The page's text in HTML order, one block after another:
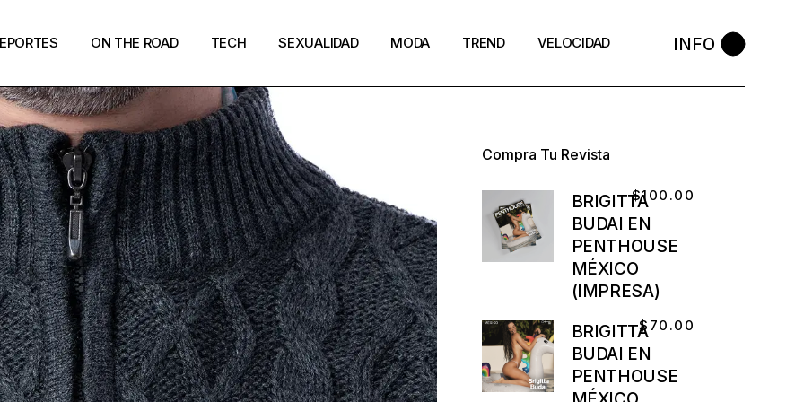
ON THE ROAD TECH SEXUALIDAD MODA TREND VELOCIDAD INFO
Compra Tu Revista
BRIGITTA
BUDAI EN
PENTHOUSE
MÉXICO
(IMPRESA)
$100.00
BRIGITTA
BUDAI EN
PENTHOUSE
$ 70.00